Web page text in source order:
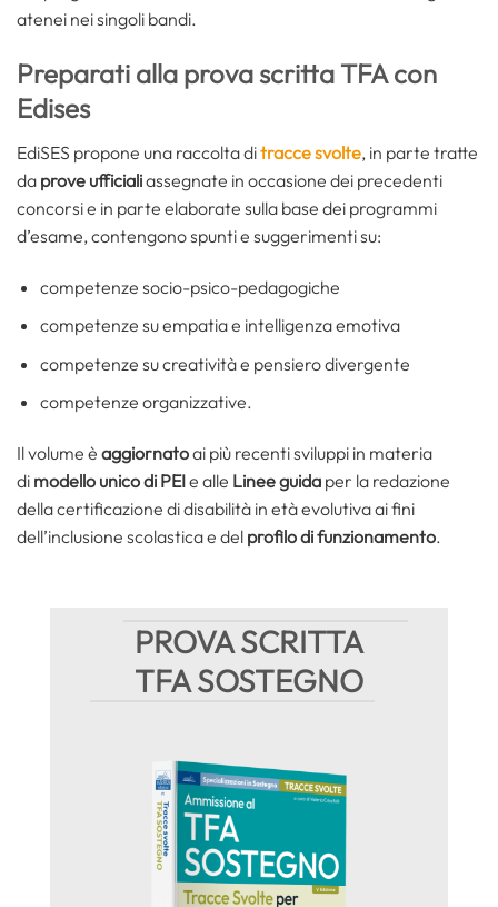
atenei nei singoli bandi.
Preparati alla prova scritta TFA con
Edises
EdiSES propone una raccolta ditracce svolte, in parte tratte
da prove ufficialiassegnate in occasione dei precedenti
concorsi e in parte elaborate sulla base dei programmi
d’esame, contengono spunti e suggerimenti su:
competenze socio-psico-pedagogiche
competenze su empatia e intelligenza emotiva
competenze su creatività e pensiero divergente
competenze organizzative.
Il volume è aggiornatoai più recenti sviluppi in materia
di modello unico di PEIe alle Linee guida per la redazione
della certificazione di disabilità in età evolutiva ai fini
dell’inclusione scolastica e del profilo di funzionamento.
PROVA SCRITTA
TFA SOSTEGNO